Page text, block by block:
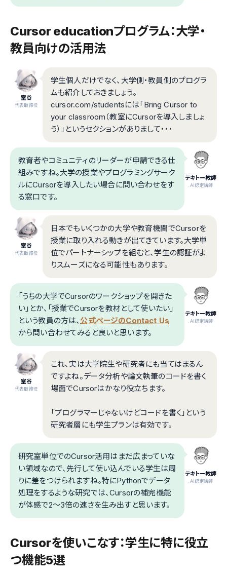
Cursor educationプログラム：大学・
教員向けの活用法
室谷
代表取締役
学生個人だけでなく、大学側・教員側のプログラ
ムも紹介しておきましょう。
cursor.com/studentsには「Bring Cursor to
your classroom（教室にCursorを導入しましょ
う）」というセクションがありまして・・・
テキトー教師
.AI認定講師
教育者やコミュニティのリーダーが申請できる仕
組みですね。大学の授業やプログラミングサーク
ルにCursorを導入したい場合に問い合わせをす
る窓口です。
室谷
代表取締役
日本でもいくつかの大学や教育機関でCursorを
授業に取り入れる動きが出てきています。大学単
位でパートナーシップを組むと、学生の認証がよ
りスムーズになる可能性もあります。
テキトー教師
.AI認定講師
「うちの大学でCursorのワークショップを開きた
い」とか、「授業でCursorを教材として使いたい」
という教員の方は、 公式ページのContact Us
から問い合わせてみると良いと思います。
室谷
代表取締役
これ、実は大学院生や研究者にも当てはまるん
ですよね。データ分析や論文執筆のコードを書く
場面でCursorはかなり役立ちます。
「プログラマーじゃないけどコードを書く」という
研究者層にも学生プランは有効です。
テキトー教師
.AI認定講師
研究室単位でのCursor活用はまだ広まっていな
い領域なので、先行して使い込んでいる学生は周
りに差をつけられますね。特にPythonでデータ
処理をするような研究では、Cursorの補完機能
が体感で2〜3倍の速さを生み出すと思います。
Cursorを使いこなす：学生に特に役立
つ機能5選